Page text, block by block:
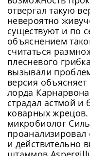
отвергал такую
невероятно
существуют и по
объяснением
считаться
плесневого
вызывали
версия
лорда
страдал астмой и
коварных жрецов.
микробиолог
и действительно